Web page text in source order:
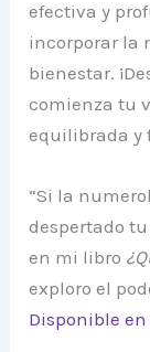
efectiva y
incorporar la
bienestar.
comienza tu
equilibrada y
“Si la
despertado
en mi libro
exploro el
Disponible en